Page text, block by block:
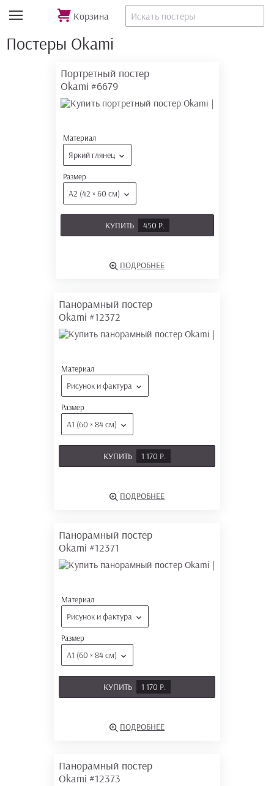
Корзина
Постеры Okami
Портретный постер
Okami #6679
Материал
Яркий глянец
Размер
А2 (42 × 60 см)
КУПИТЬ 450 Р.
ПОДРОБНЕЕ
Панорамный постер
Okami #12372
Материал
Рисунок и фактура
Размер
А1 (60 × 84 см)
КУПИТЬ 1 170 Р.
ПОДРОБНЕЕ
Панорамный постер
Okami #12371
Материал
Рисунок и фактура
Размер
А1 (60 × 84 см)
КУПИТЬ 1 170 Р.
ПОДРОБНЕЕ
Панорамный постер
Okami #12373